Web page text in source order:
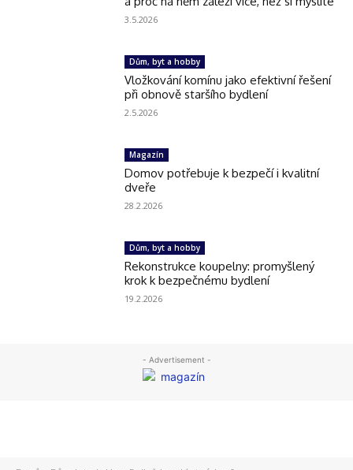
3.5.2026
Dům, byt a hobby
Vložkování komínu jako efektivní řešení
při obnově staršího bydlení
2.5.2026
Magazín
Domov potřebuje k bezpečí i kvalitní
dveře
28.2.2026
Dům, byt a hobby
Rekonstrukce koupelny: promyšlený
krok k bezpečnému bydlení
19.2.2026
- Advertisement -